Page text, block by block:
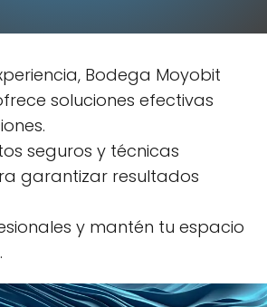
Bodega Moyobit
soluciones efectivas
seguros y técnicas
garantizar resultados
y mantén tu espacio